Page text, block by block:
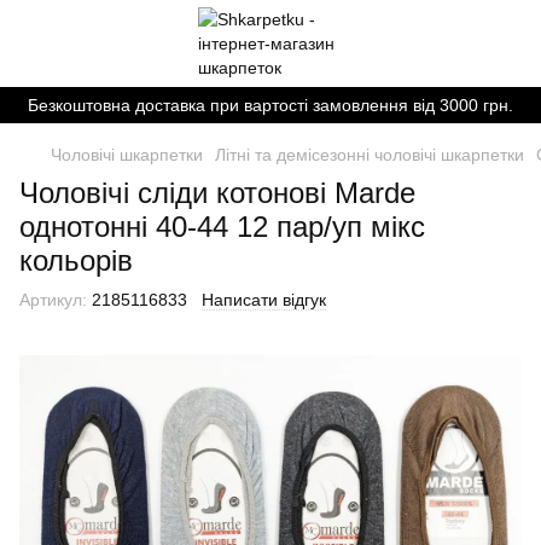
Безкоштовна доставка при вартості замовлення від 3000 грн.
Чоловічі шкарпетки Літні та демісезонні чоловічі шкарпетки
Чоловічі сліди котонові Marde
однотонні 40-44 12 пар/уп мікс
кольорів
Артикул: 2185116833 Написати відгук